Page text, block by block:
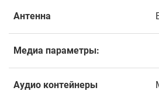
Антенна
Медиа параметры:
Аудио контейнеры